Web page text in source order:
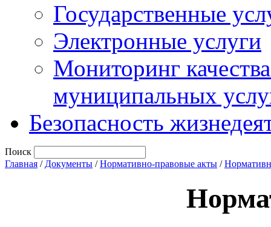
Государственные
Электронные услуги
Мониторинг
муниципальных
Безопасность
Поиск
Главная / Документы /Нормативно-правовые акты /